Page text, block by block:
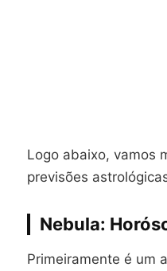
Logo abaixo, vamos
previsões
Nebula:
Primeiramente é um